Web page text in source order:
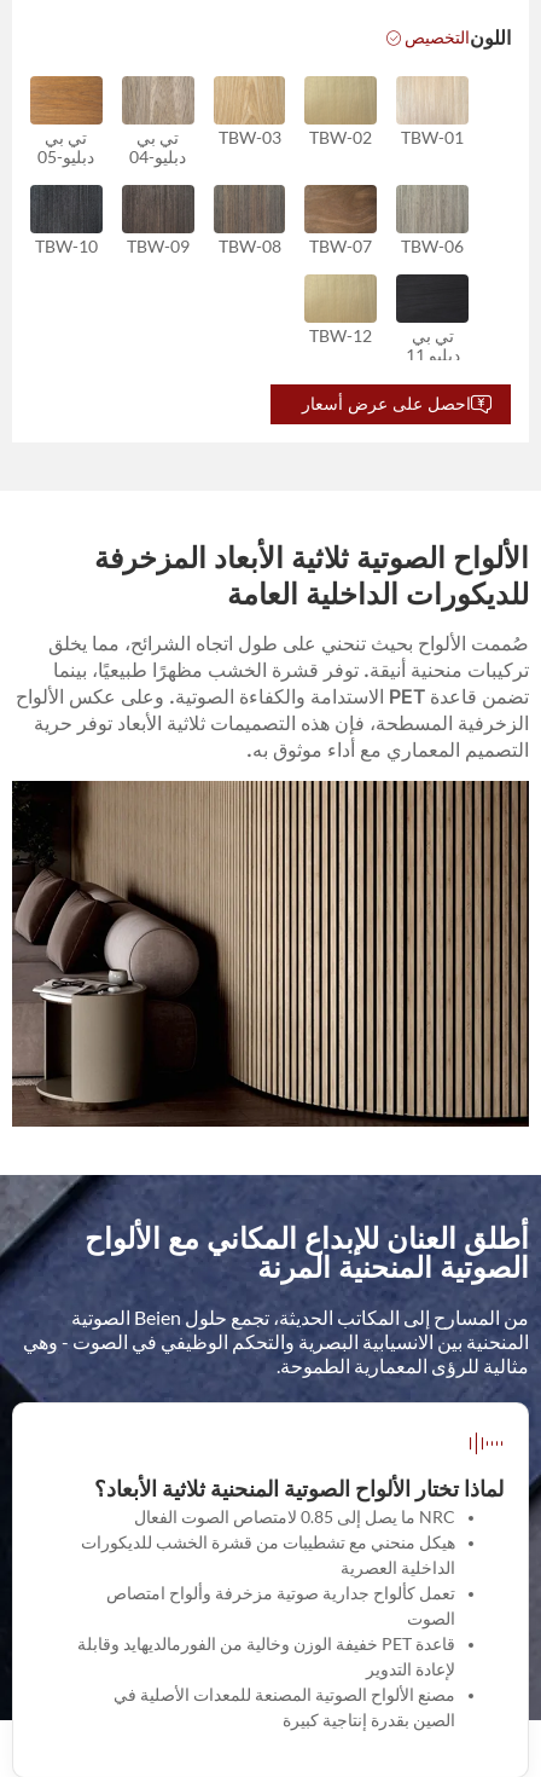
اللونالتخصيص
TBW-01
TBW-02
TBW-03
تي بي
دبليو-04
تي بي
دبليو-05
TBW-06
TBW-07
TBW-08
TBW-09
TBW-10
تي بي
دبليو 11
TBW-12
احصل على عرض أسعار
الألواح الصوتية ثلاثية الأبعاد المزخرفة
للديكورات الداخلية العامة
صُممت الألواح بحيث تنحني على طول اتجاه الشرائح، مما يخلق
تركيبات منحنية أنيقة. توفر قشرة الخشب مظهرًا طبيعيًا، بينما
تضمن قاعدة PET الاستدامة والكفاءة الصوتية. وعلى عكس الألواح
الزخرفية المسطحة، فإن هذه التصميمات ثلاثية الأبعاد توفر حرية
التصميم المعماري مع أداء موثوق به.
أطلق العنان للإبداع المكاني مع الألواح
الصوتية المنحنية المرنة
من المسارح إلى المكاتب الحديثة، تجمع حلول Beien الصوتية
المنحنية بين الانسيابية البصرية والتحكم الوظيفي في الصوت - وهي
مثالية للرؤى المعمارية الطموحة.
لماذا تختار الألواح الصوتية المنحنية ثلاثية الأبعاد؟
NRC ما يصل إلى 0.85 لامتصاص الصوت الفعال
هيكل منحني مع تشطيبات من قشرة الخشب للديكورات
الداخلية العصرية
تعمل كألواح جدارية صوتية مزخرفة وألواح امتصاص
الصوت
قاعدة PET خفيفة الوزن وخالية من الفورمالديهايد وقابلة
لإعادة التدوير
مصنع الألواح الصوتية المصنعة للمعدات الأصلية في
الصين بقدرة إنتاجية كبيرة